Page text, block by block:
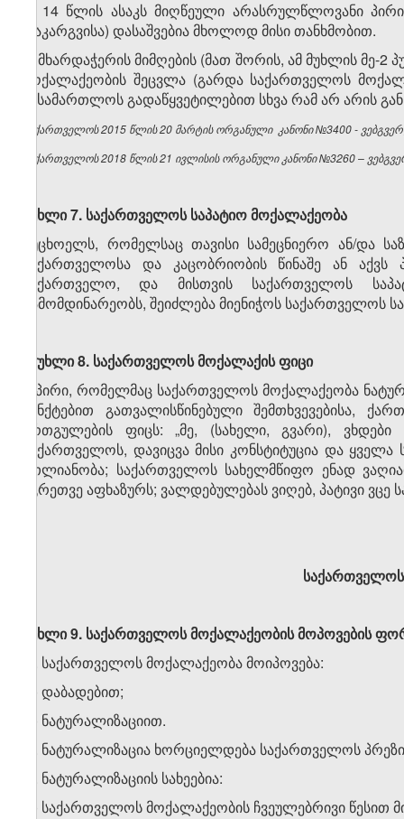
2. 14 წლის ასაკს მიღწეული არასრულწლოვანი
დაკარგვისა) დასაშვებია მხოლოდ მისი თანხმობით.
3. მხარდაჭერის მიმღების (მათ შორის, ამ მუხლის მე-
მოქალაქეობის შეცვლა (გარდა საქართველოს
სასამართლოს გადაწყვეტილებით სხვა რამ არ არის
საქართველოს 2015 წლის 20 მარტის ორგანული კანონი №3400 -
საქართველოს 2018 წლის 21 ივლისის ორგანული კანონი №3260 –
მუხლი 7. საქართველოს საპატიო მოქალაქეობა
უცხოელს, რომელსაც თავისი სამეცნიერო ან/და
საქართველოსა და კაცობრიობის წინაშე ან
საქართველო, და მისთვის საქართველოს
გამომდინარეობს, შეიძლება მიენიჭოს საქართველოს
მუხლი 8. საქართველოს მოქალაქის ფიცი
პირი, რომელმაც საქართველოს მოქალაქეობა
პუნქტებით გათვალისწინებული
ერთგულების ფიცს: „მე, (სახელი, გვარი),
საქართველოს, დავიცვა მისი კონსტიტუცია და
მთლიანობა; საქართველოს სახელმწიფო ენად
აგრეთვე აფხაზურს; ვალდებულებას ვიღებ, პატივი
მუხლი 9. საქართველოს მოქალაქეობის მოპოვების
1. საქართველოს მოქალაქეობა მოიპოვება:
ა) დაბადებით;
ბ) ნატურალიზაციით.
2. ნატურალიზაცია ხორციელდება საქართველოს
3. ნატურალიზაციის სახეებია:
ა) საქართველოს მოქალაქეობის ჩვეულებრივი წესით